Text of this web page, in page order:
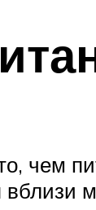
чем
вблизи